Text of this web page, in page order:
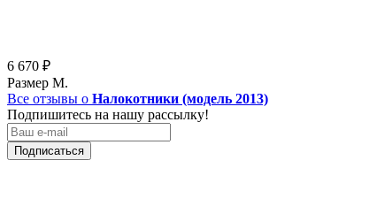
6 670 ₽
Размер М.
Все отзывы о Налокотники (модель 2013)
Подпишитесь на нашу рассылку!
Подписаться